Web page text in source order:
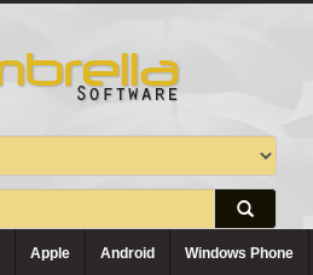
Apple Android Windows Phone